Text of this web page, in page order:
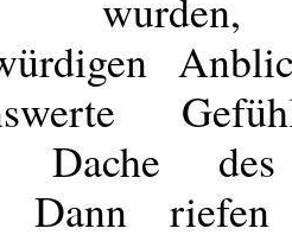
des
Dann